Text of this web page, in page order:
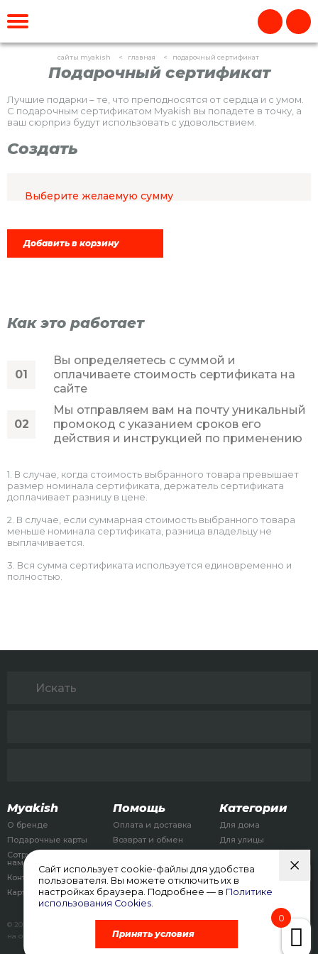
Подарочный сертификат
сайты myakish главная подарочный сертификат
Лучшие подарки – те, что преподносятся от сердца и с умом.
С подарочным сертификатом Myakish вы попадете в точку, а
ваш сюрприз будут использовать с удовольствием.
Создать
Выберите желаемую сумму
Добавить в корзину
Как это работает
Вы определяетесь с суммой и
оплачиваете стоимость сертификата на
сайте
Мы отправляем вам на почту уникальный
промокод с указанием сроков его
действия и инструкцией по применению
1. В случае, когда стоимость выбранного товара превышает
размер номинала сертификата, держатель сертификата
доплачивает разницу в цене.
2. В случае, если суммарная стоимость выбранного товара
меньше номинала сертификата, разница владельцу не
выплачивается.
3. Вся сумма сертификата используется единовременно и
полностью.
Myakish
О бренде
Подарочные карты
Сотрудничество с
нами
Контакты
Карта сайта
Помощь
Оплата и доставка
Возврат и обмен
Категории
Для дома
Для улицы
Бизнес
Аренда
© 2026, myakish.com
Соглашение
на обработку персональных данных
Согласие на обработку cookies
Сайт использует cookie-файлы для удобства
пользователя. Вы можете отключить их в
настройках браузера. Подробнее — в Политике
использования Cookies.
Принять условия
0